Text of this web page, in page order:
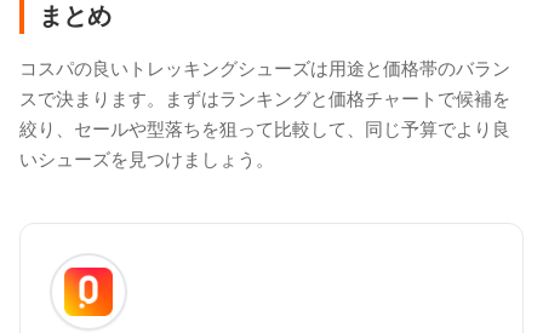
まとめ
コスパの良いトレッキングシューズは用途と価格帯のバラン
スで決まります。まずはランキングと価格チャートで候補を
絞り、セールや型落ちを狙って比較して、同じ予算でより良
いシューズを見つけましょう。